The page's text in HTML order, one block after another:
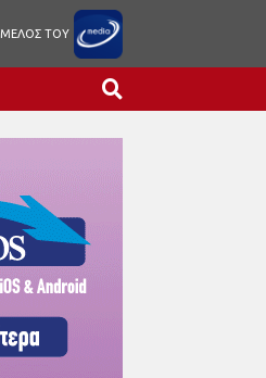
ΜΕΛΟΣ ΤΟΥ